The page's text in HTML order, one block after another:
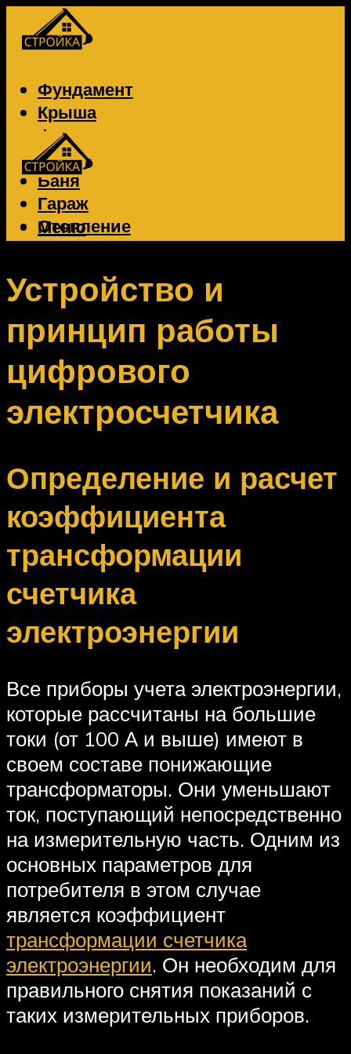
Фундамент
Крыша
Фасад
Забор
Баня
Гараж
Отопление
Вентиляция
Электрика
Меню
Меню
Устройство и
принцип работы
цифрового
электросчетчика
Определение и расчет
коэффициента
трансформации
счетчика
электроэнергии
Все приборы учета электроэнергии,
которые рассчитаны на большие
токи (от 100 А и выше) имеют в
своем составе понижающие
трансформаторы. Они уменьшают
ток, поступающий непосредственно
на измерительную часть. Одним из
основных параметров для
потребителя в этом случае
является коэффициент
трансформации счетчика
электроэнергии. Он необходим для
правильного снятия показаний с
таких измерительных приборов.